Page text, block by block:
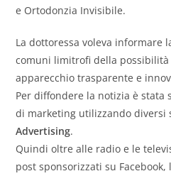
e Ortodonzia Invisibile.
La dottoressa voleva informare
comuni limitrofi della
apparecchio trasparente e
Per diffondere la notizia è stata
di marketing utilizzando diversi
Advertising.
Quindi oltre alle radio e le
post sponsorizzati su